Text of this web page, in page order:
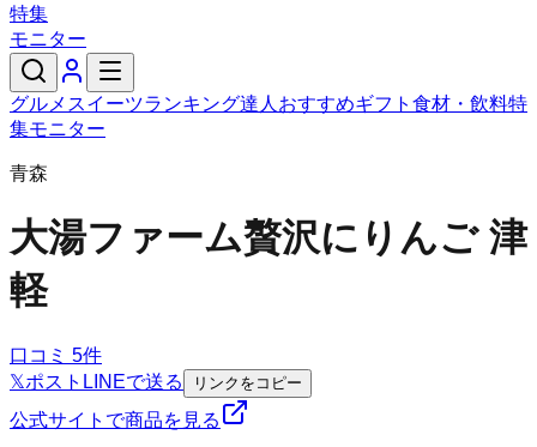
特集
モニター
グルメ スイーツランキング達人おすすめギフト 食材・飲料特
集モニター
青森
大湯ファーム贅沢にりんご 津
軽
口コミ 5件
𝕏ポスト LINEで送る リンクをコピー
公式サイトで商品を見る